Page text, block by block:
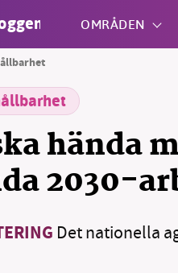
OMRÅDEN
Shift + S
hända
2030-
Det nationella